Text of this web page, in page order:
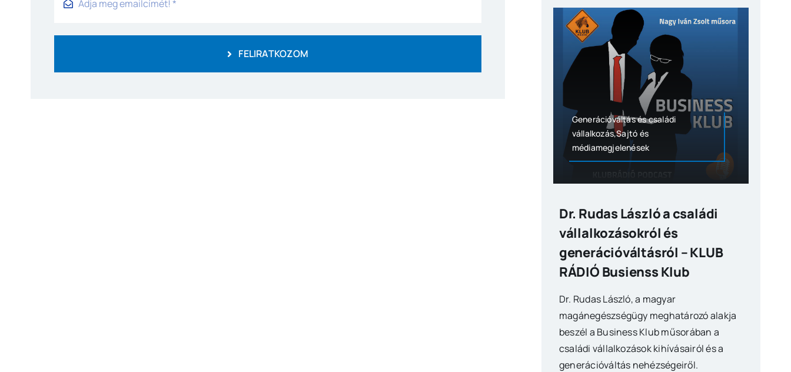
FELIRATKOZOM
Generációváltás és családi
vállalkozás,Sajtó és
médiamegjelenések
Dr. Rudas László a családi
vállalkozásokról és
generációváltásról – KLUB
RÁDIÓ Busienss Klub
Dr. Rudas László, a magyar
magánegészségügy meghatározó alakja
beszél a Business Klub műsorában a
családi vállalkozások kihívásairól és a
generációváltás nehézségeiről.